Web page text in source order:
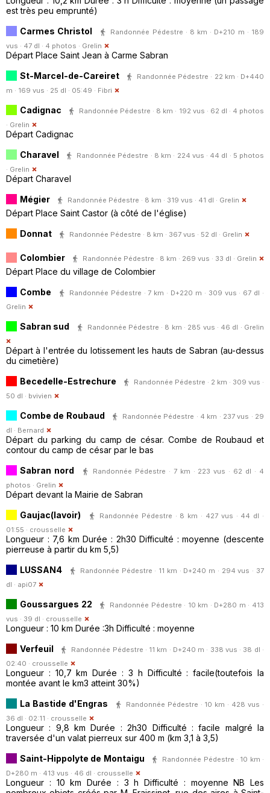
est très peu emprunté)
Carmes Christol
Randonnée Pédestre · 8 km · D+210 m · 189
vus · 47 dl · 4 photos · Grelin
Départ Place Saint Jean à Carme Sabran
St-Marcel-de-Careiret
Randonnée Pédestre · 22 km · D+440
m · 169 vus · 25 dl · 05:49 · Fibri
Cadignac
Randonnée Pédestre · 8 km · 192 vus · 62 dl · 4 photos
· Grelin
Départ Cadignac
Charavel
Randonnée Pédestre · 8 km · 224 vus · 44 dl · 5 photos
· Grelin
Départ Charavel
Mégier
Randonnée Pédestre · 8 km · 319 vus · 41 dl · Grelin
Départ Place Saint Castor (à côté de l'église)
Donnat
Randonnée Pédestre · 8 km · 367 vus · 52 dl · Grelin
Colombier Randonnée Pédestre · 8 km · 269 vus · 33 dl · Grelin
Départ Place du village de Colombier
Combe
Randonnée Pédestre · 7 km · D+220 m · 309 vus · 67 dl ·
Grelin
Sabran sud Randonnée Pédestre · 8 km · 285 vus · 46 dl · Grelin
Départ à l'entrée du lotissement les hauts de Sabran (au-dessus
du cimetière)
Becedelle-Estrechure
Randonnée Pédestre · 2 km · 309 vus ·
50 dl · bvivien
Combe de Roubaud
Randonnée Pédestre · 4 km · 237 vus · 29
dl · Bernard
Départ du parking du camp de césar. Combe de Roubaud et
contour du camp de césar par le bas
Sabran nord
Randonnée Pédestre · 7 km · 223 vus · 62 dl · 4
photos · Grelin
Départ devant la Mairie de Sabran
Gaujac(lavoir)
Randonnée Pédestre · 8 km · 427 vus · 44 dl ·
01:55 · crousselle
Longueur : 7,6 km Durée : 2h30 Difficulté : moyenne (descente
pierreuse à partir du km 5,5)
LUSSAN4
Randonnée Pédestre · 11 km · D+240 m · 294 vus · 37
dl · api07
Goussargues 22
Randonnée Pédestre · 10 km · D+280 m · 413
vus · 39 dl · crousselle
Longueur : 10 km Durée :3h Difficulté : moyenne
Verfeuil
Randonnée Pédestre · 11 km · D+240 m · 338 vus · 38 dl ·
02:40 · crousselle
Longueur : 10,7 km Durée : 3 h Difficulté : facile(toutefois la
montée avant le km3 atteint 30%)
La Bastide d'Engras
Randonnée Pédestre · 10 km · 428 vus ·
36 dl · 02:11 · crousselle
Longueur : 9,8 km Durée : 2h30 Difficulté : facile malgré la
traversée d'un valat pierreux sur 400 m (km 3,1 à 3,5)
Saint-Hippolyte de Montaigu
Randonnée Pédestre · 10 km ·
D+280 m · 413 vus · 46 dl · crousselle
Longueur : 10 km Durée : 3 h Difficulté : moyenne NB Les